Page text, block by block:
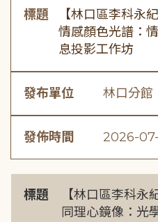
標題
【林口區李科永
情感顏色光譜：
息投影工作坊
發布單位 林口分館
發佈時間 2026-
標題
【林口區李科永
同理心鏡像：光